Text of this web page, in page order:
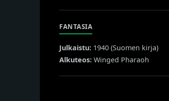
FANTASIA
Julkaistu: 1940 (Suomen kirja)
Alkuteos: Winged Pharaoh